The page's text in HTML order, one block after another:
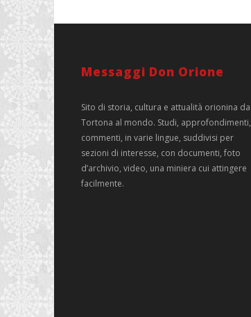
Messaggi Don Orione
Sito di storia, cultura e attualità orionina da
Tortona al mondo. Studi, approfondimenti,
commenti, in varie lingue, suddivisi per
sezioni di interesse, con documenti, foto
d’archivio, video, una miniera cui attingere
facilmente.